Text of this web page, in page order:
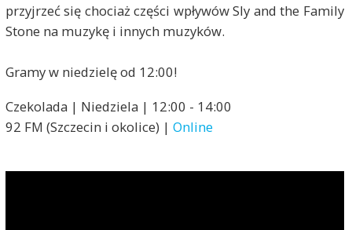
przyjrzeć się chociaż części wpływów Sly and the Family
Stone na muzykę i innych muzyków.
Gramy w niedzielę od 12:00!
Czekolada | Niedziela | 12:00 - 14:00
92 FM (Szczecin i okolice) | Online